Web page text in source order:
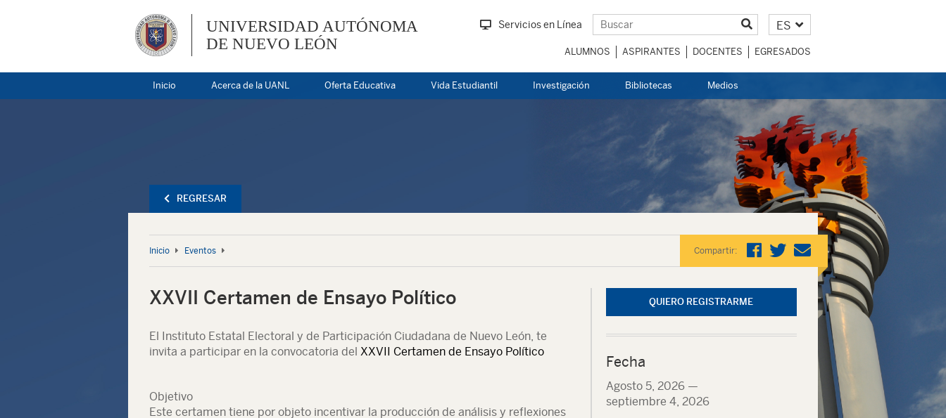
UNIVERSIDAD AUTÓNOMA
DE NUEVO LEÓN
Servicios en Línea ES
ALUMNOS ASPIRANTES DOCENTES EGRESADOS
Inicio Acerca de la UANL Oferta Educativa Vida Estudiantil Investigación Bibliotecas Medios
REGRESAR
Inicio Eventos Compartir:
XXVII Certamen de Ensayo Político
El Instituto Estatal Electoral y de Participación Ciudadana de Nuevo León, te
invita a participar en la convocatoria del XXVII Certamen de Ensayo Político
Objetivo
Este certamen tiene por objeto incentivar la producción de análisis y reflexiones
QUIERO REGISTRARME
Fecha
Agosto 5, 2026—
septiembre 4, 2026